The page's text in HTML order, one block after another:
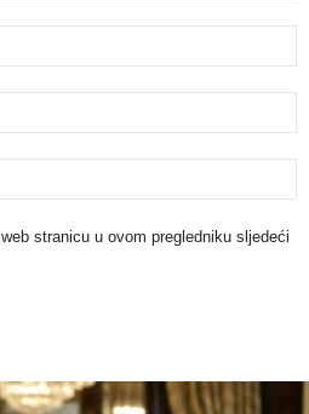
stranicu u ovom pregledniku sljedeći